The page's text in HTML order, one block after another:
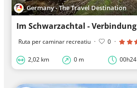
Germany - The Travel Destination
Im Schwarzachtal - Verbindung
Ruta per caminar recreatiu · 0 ·
2,02 km 0 m 00h24